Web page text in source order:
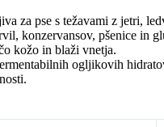
za pse s težavami z jetri,
konzervansov, pšenice in
kožo in blaži vnetja.
ogljikovih